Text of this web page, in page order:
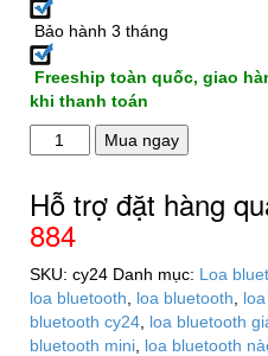
Bảo hành 3 tháng
Freeship toàn quốc, giao
khi thanh toán
Loa
bluetooth
loa
bluetooth
giá
rẻ
số
lượng
Mua ngay
Hỗ trợ đặt hàng
884
SKU: cy24 Danh mục: Loa
loa bluetooth
loa bluetooth
bluetooth cy24 loa bluetooth
bluetooth mini loa bluetooth